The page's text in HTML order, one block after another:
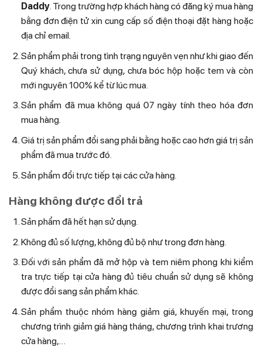
Daddy. Trong trường hợp khách hàng có đăng ký mua hàng
bằng đơn điện tử xin cung cấp số điện thoại đặt hàng hoặc
địa chỉ email.
Sản phẩm phải trong tình trạng nguyên vẹn như khi giao đến
Quý khách, chưa sử dụng, chưa bóc hộp hoặc tem và còn
mới nguyên 100% kể từ lúc mua.
Sản phẩm đã mua không quá 07 ngày tính theo hóa đơn
mua hàng.
Giá trị sản phẩm đổi sang phải bằng hoặc cao hơn giá trị sản
phẩm đã mua trước đó.
Sản phẩm đổi trực tiếp tại các cửa hàng.
Hàng không được đổi trả
Sản phẩm đã hết hạn sử dụng.
Không đủ số lượng, không đủ bộ như trong đơn hàng.
Đối với sản phẩm đã mở hộp và tem niêm phong khi kiểm
tra trực tiếp tại cửa hàng đủ tiêu chuẩn sử dụng sẽ không
được đổi sang sản phẩm khác.
Sản phẩm thuộc nhóm hàng giảm giá, khuyến mại, trong
chương trình giảm giá hàng tháng, chương trình khai trương
cửa hàng,…